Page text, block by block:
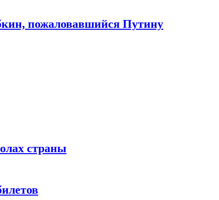
пожаловавшийся Путину
страны